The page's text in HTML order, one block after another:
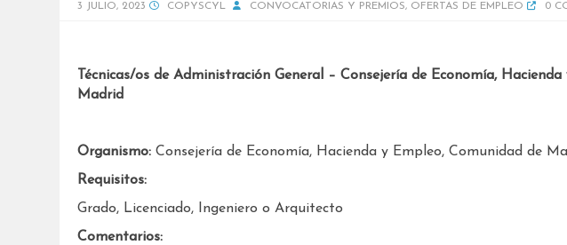
3 JULIO, 2023 COPYSCYL CONVOCATORIAS Y PREMIOS, OFERTAS DE EMPLEO 0
Técnicas/os de Administración General – Consejería de Economía,
Madrid
Organismo:Consejería de Economía, Hacienda y Empleo, Comunidad de
Requisitos:
Grado, Licenciado, Ingeniero o Arquitecto
Comentarios: